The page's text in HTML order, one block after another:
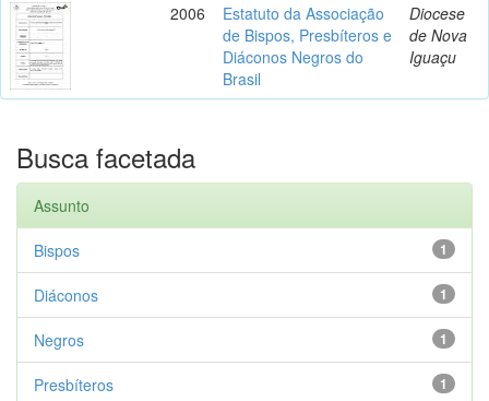
2006
Estatuto da Associação
de Bispos, Presbíteros e
Diáconos Negros do
Brasil
Diocese
de Nova
Iguaçu
Busca facetada
Assunto
1
Bispos
1
Diáconos
1
Negros
1
Presbíteros